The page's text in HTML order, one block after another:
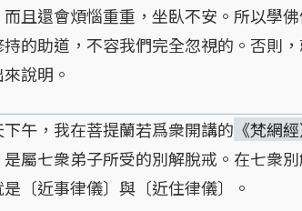
且還會煩惱重重，坐臥不安。所以學
的助道，不容我們完全忽視的。否則
說明。
，我在菩提蘭若爲衆開講的 《梵網
屬七衆弟子所受的別解脫戒。在七衆
〔近事律儀〕與〔近住律儀〕。